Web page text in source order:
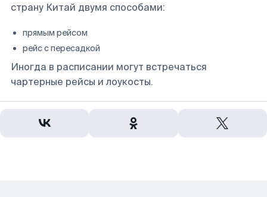
страну Китай двумя способами:
прямым рейсом
рейс с пересадкой
Иногда в расписании могут встречаться
чартерные рейсы и лоукосты.